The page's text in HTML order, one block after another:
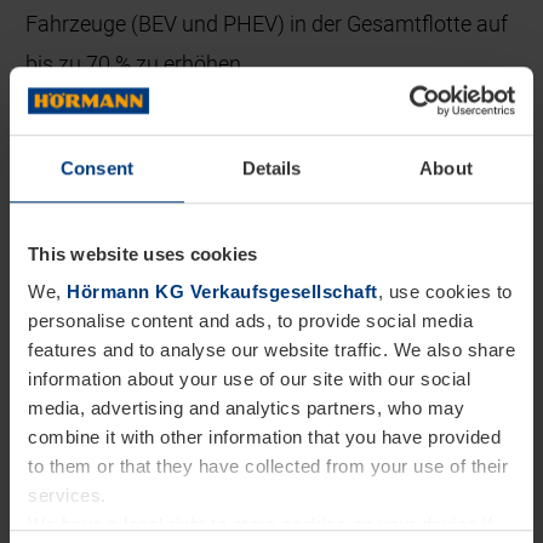
Consent Details About
This website uses cookies
We, Hörmann KG Verkaufsgesellschaft, use cookies to
personalise content and ads, to provide social media
features and to analyse our website traffic. We also share
information about your use of our site with our social
media, advertising and analytics partners, who may
combine it with other information that you have provided
to them or that they have collected from your use of their
services.
Fahrzeuge (BEV und PHEV) in der Gesamtflotte auf
bis zu 70 % zu erhöhen.
Der Umstieg erfolgt stufenweise: Zunächst wurden
Pool‑ und Funktionsfahrzeuge elektrifiziert und
Pilotfahrzeuge getestet. Parallel dazu entstand an
vielen Hörmann Standorten die passende
Ladeinfrastruktur. Zudem ersetzen wir
Firmenwagen im Vertrieb, die den größten Anteil der
PKW‑Flotte ausmachen, sukzessive durch
elektrifizierte Modelle. Zudem prüfen wir, inwieweit
auch Servicefahrzeuge und LKWs in der
Niederlassungslogistik elektrifiziert werden können.